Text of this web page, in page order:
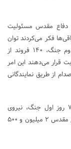
دفاع مقدس مسئولیت‌
فکر می‌کردند توان
دفاعی ما تمام شده است اما شاهد هستیم در روز دوم جنگ، ۱۴۰ فروند از
قرار می‌دهند این امر
که صدام از طریق نمایندگانی
امیر پوردستان ادامه داد: نیروی دریایی ارتش همان ۷۰ روز اول جنگ، نیروی
دریایی عراق را منهدم کرد. نیروی زمینی نیز در طول دفاع مقدس ۲ میلیون و ۵۰۰